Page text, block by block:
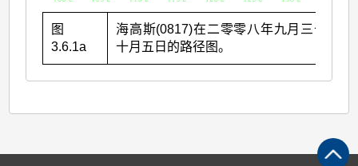
图
3.6.1a
海高斯(0817)在二零零八年九月三十日至
十月五日的路径图。